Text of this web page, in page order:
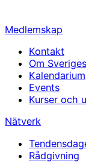
Medlemskap
Kontakt
Om
Kalendarium
Events
Kurser och
Nätverk
Rådgivning